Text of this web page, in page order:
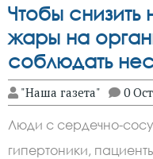
Чтобы снизить
жары на
соблюдать
"Наша газета" 0
Люди с сердечно-
гипертоники,